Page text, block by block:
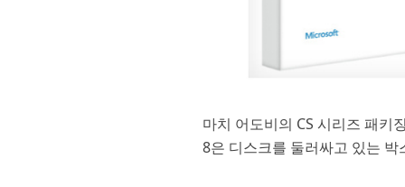
마치 어도비의 CS 시리즈 패키
8은 디스크를 둘러싸고 있는 박